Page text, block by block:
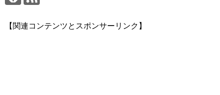
【関連コンテンツとスポンサーリンク】